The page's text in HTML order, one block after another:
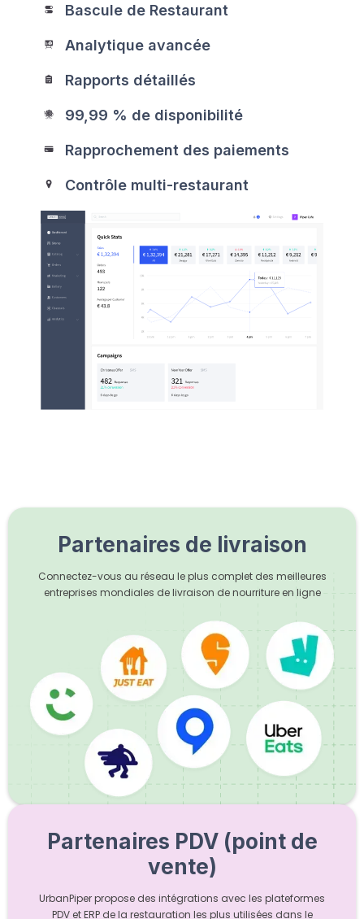
Bascule de Restaurant
Analytique avancée
Rapports détaillés
99,99 % de disponibilité
Rapprochement des paiements
Contrôle multi-restaurant
Partenaires de livraison
Connectez-vous au réseau le plus complet des meilleures
entreprises mondiales de livraison de nourriture en ligne
Partenaires PDV (point de
vente)
UrbanPiper propose des intégrations avec les plateformes
PDV et ERP de la restauration les plus utilisées dans le